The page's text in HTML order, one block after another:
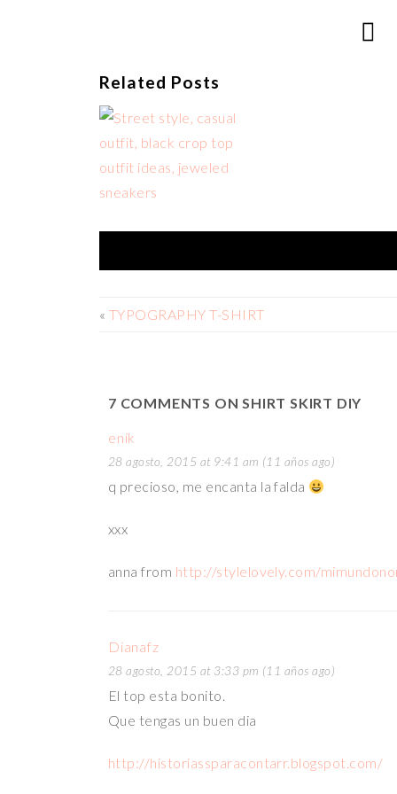
Related Posts
« TYPOGRAPHY T-SHIRT
7 COMMENTS ON SHIRT SKIRT DIY
enik
28 agosto, 2015 at 9:41 am (11 años ago)
q precioso, me encanta la falda
xxx
anna from http://stylelovely.com/
Dianafz
28 agosto, 2015 at 3:33 pm (11 años ago)
El top esta bonito.
Que tengas un buen dia
http://historiassparacontarr.blogspot.com/